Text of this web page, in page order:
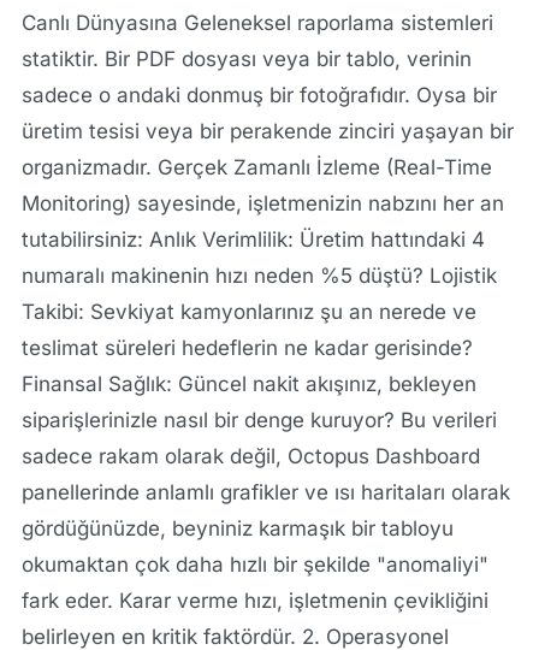
Canlı Dünyasına Geleneksel raporlama sistemleri
statiktir. Bir PDF dosyası veya bir tablo, verinin
sadece o andaki donmuş bir fotoğrafıdır. Oysa bir
üretim tesisi veya bir perakende zinciri yaşayan bir
organizmadır. Gerçek Zamanlı İzleme (Real-Time
Monitoring) sayesinde, işletmenizin nabzını her an
tutabilirsiniz: Anlık Verimlilik: Üretim hattındaki 4
numaralı makinenin hızı neden %5 düştü? Lojistik
Takibi: Sevkiyat kamyonlarınız şu an nerede ve
teslimat süreleri hedeflerin ne kadar gerisinde?
Finansal Sağlık: Güncel nakit akışınız, bekleyen
siparişlerinizle nasıl bir denge kuruyor? Bu verileri
sadece rakam olarak değil, Octopus Dashboard
panellerinde anlamlı grafikler ve ısı haritaları olarak
gördüğünüzde, beyniniz karmaşık bir tabloyu
okumaktan çok daha hızlı bir şekilde "anomaliyi"
fark eder. Karar verme hızı, işletmenin çevikliğini
belirleyen en kritik faktördür. 2. Operasyonel